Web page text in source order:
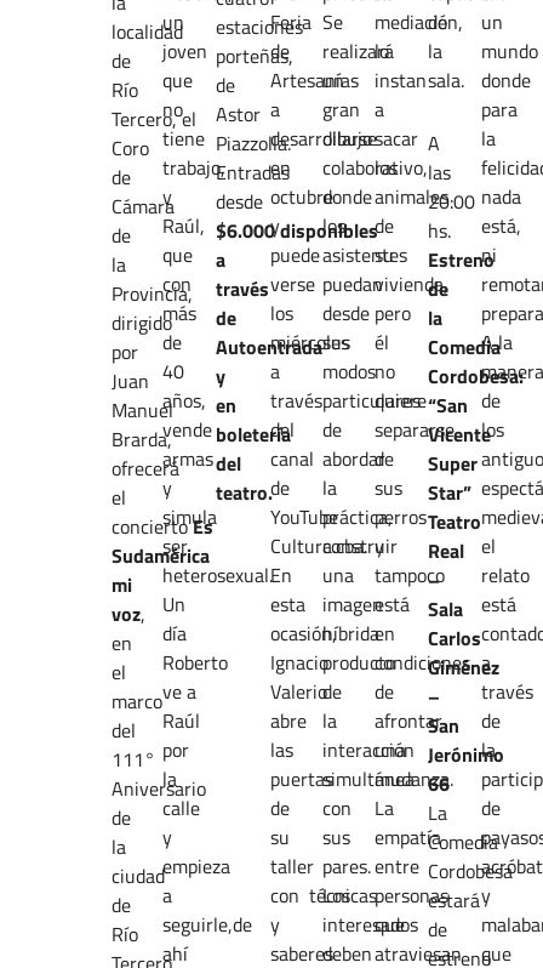
localidad
de
Río
Tercero, el
Coro
de
Cámara
de
la
Provincia,
dirigido
por
Juan
Manuel
Brarda,
ofrecerá
el
conciertoEs
Sudamérica
mi
voz,
en
el
marco
del
111°
Aniversario
de
la
ciudad
de
Río
un
joven
que
no
tiene
trabajo,
y
Raúl,
que
con
más
de
40
años,
vende
armas
y
simula
ser
heterosexual.
Un
día
Roberto
ve a
Raúl
por
la
calle
y
empieza
a
seguirle,de
ahí
estaciones
porteñas,
de
Astor
Piazzolla.
Entradas
desde
$6.000 disponibles
a
través
de
Autoentrada
y
en
boletería
del
teatro.
Feria
de
Artesanías
a
desarrollarse
en
octubre
y
puede
verse
los
miércoles
a
través
del
canal
de
YouTube
Cultura.cba.
En
esta
ocasión,
Ignacio
Valerio
abre
las
puertas
de
su
taller
con técnicas
y
saberes
Se
realizará
un
gran
dibujo
colaborativo,
donde
los
asistentes
puedan
desde
sus
modos
particulares
de
abordar
la
práctica,
construir
una
imagen
híbrida
producto
de
la
interacción
simultánea
con
sus
pares.
Los
interesados
deben
mediación,
lo
instan
a
sacar
los
animales
de
su
vivienda,
pero
él
no
quiere
separarse
de
sus
perros
y
tampoco
está
en
condiciones
de
afrontar
una
mudanza.
La
empatía
entre
personas
que
atraviesan
de
la
sala.
A
las
20:00
hs.
Estreno
de
la
Comedia
Cordobesa:
“San
Vicente
Super
Star”
Teatro
Real
–
Sala
Carlos
Giménez
–
San
Jerónimo
66
La
Comedia
Cordobesa
estará
de
estreno
un
mundo
donde
para
la
nada
está,
ni
A la
de
los
el
relato
está
a
través
de
la
de
y
que